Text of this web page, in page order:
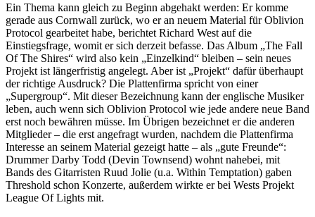
Ein Thema kann gleich zu Beginn abgehakt werden: Er komme
gerade aus Cornwall zurück, wo er an neuem Material für Oblivion
Protocol gearbeitet habe, berichtet Richard West auf die
Einstiegsfrage, womit er sich derzeit befasse. Das Album „The Fall
Of The Shires“ wird also kein „Einzelkind“ bleiben – sein neues
Projekt ist längerfristig angelegt. Aber ist „Projekt“ dafür überhaupt
der richtige Ausdruck? Die Plattenfirma spricht von einer
„Supergroup“. Mit dieser Bezeichnung kann der englische Musiker
leben, auch wenn sich Oblivion Protocol wie jede andere neue Band
erst noch bewähren müsse. Im Übrigen bezeichnet er die anderen
Mitglieder – die erst angefragt wurden, nachdem die Plattenfirma
Interesse an seinem Material gezeigt hatte – als „gute Freunde“:
Drummer Darby Todd (Devin Townsend) wohnt nahebei, mit
Bands des Gitarristen Ruud Jolie (u.a. Within Temptation) gaben
Threshold schon Konzerte, außerdem wirkte er bei Wests Projekt
League Of Lights mit.